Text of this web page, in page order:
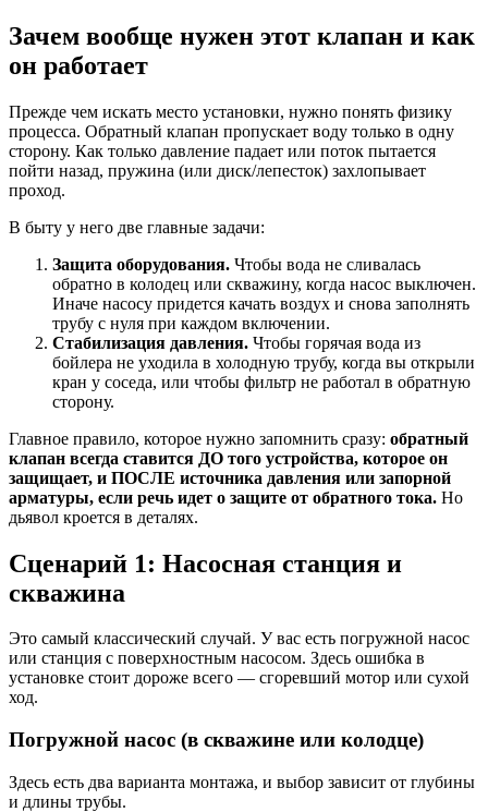
Зачем вообще нужен этот клапан и как
он работает
Прежде чем искать место установки, нужно понять физику
процесса. Обратный клапан пропускает воду только в одну
сторону. Как только давление падает или поток пытается
пойти назад, пружина (или диск/лепесток) захлопывает
проход.
В быту у него две главные задачи:
Защита оборудования. Чтобы вода не сливалась
обратно в колодец или скважину, когда насос выключен.
Иначе насосу придется качать воздух и снова заполнять
трубу с нуля при каждом включении.
Стабилизация давления. Чтобы горячая вода из
бойлера не уходила в холодную трубу, когда вы открыли
кран у соседа, или чтобы фильтр не работал в обратную
сторону.
Главное правило, которое нужно запомнить сразу: обратный
клапан всегда ставится ДО того устройства, которое он
защищает, и ПОСЛЕ источника давления или запорной
арматуры, если речь идет о защите от обратного тока. Но
дьявол кроется в деталях.
Сценарий 1: Насосная станция и
скважина
Это самый классический случай. У вас есть погружной насос
или станция с поверхностным насосом. Здесь ошибка в
установке стоит дороже всего — сгоревший мотор или сухой
ход.
Погружной насос (в скважине или колодце)
Здесь есть два варианта монтажа, и выбор зависит от глубины
и длины трубы.